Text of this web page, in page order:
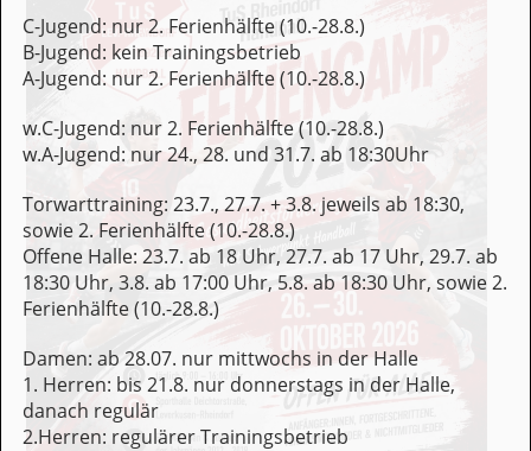
C-Jugend: nur 2. Ferienhälfte (10.-28.8.)
B-Jugend: kein Trainingsbetrieb
A-Jugend: nur 2. Ferienhälfte (10.-28.8.)
w.C-Jugend: nur 2. Ferienhälfte (10.-28.8.)
w.A-Jugend: nur 24., 28. und 31.7. ab 18:30Uhr
Torwarttraining: 23.7., 27.7. + 3.8. jeweils ab 18:30,
sowie 2. Ferienhälfte (10.-28.8.)
Offene Halle: 23.7. ab 18 Uhr, 27.7. ab 17 Uhr, 29.7. ab
18:30 Uhr, 3.8. ab 17:00 Uhr, 5.8. ab 18:30 Uhr, sowie 2.
Ferienhälfte (10.-28.8.)
Damen: ab 28.07. nur mittwochs in der Halle
1. Herren: bis 21.8. nur donnerstags in der Halle,
danach regulär
2.Herren: regulärer Trainingsbetrieb